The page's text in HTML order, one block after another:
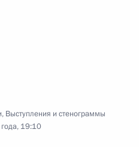
, Выступления и стенограммы
19:10